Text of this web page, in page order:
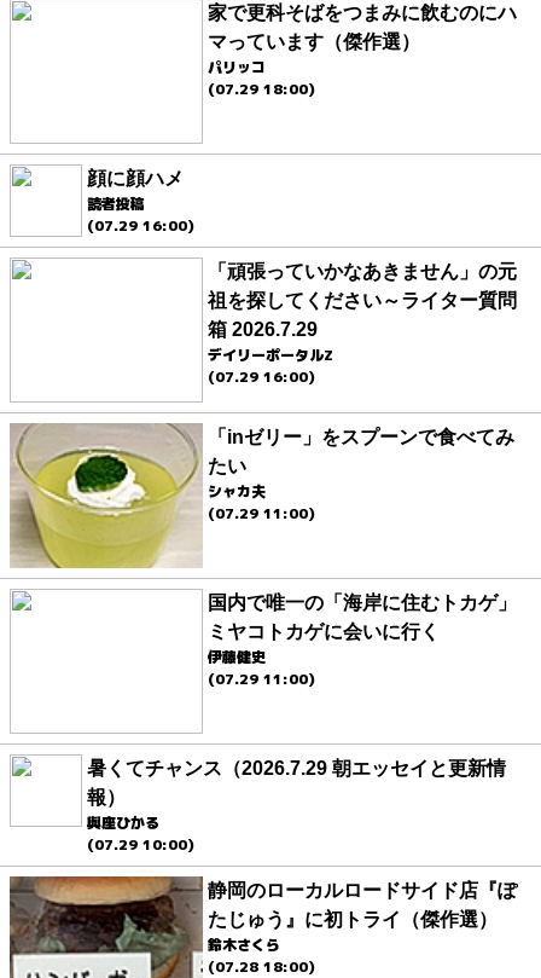
家で更科そばをつまみに飲むのにハ
マっています（傑作選）
パリッコ
(07.29 18:00)
顔に顔ハメ
読者投稿
(07.29 16:00)
「頑張っていかなあきません」の元
祖を探してください～ライター質問
箱 2026.7.29
デイリーポータルZ
(07.29 16:00)
「inゼリー」をスプーンで食べてみ
たい
シャカ夫
(07.29 11:00)
国内で唯一の「海岸に住むトカゲ」
ミヤコトカゲに会いに行く
伊藤健史
(07.29 11:00)
暑くてチャンス（2026.7.29 朝エッセイと更新情
報）
與座ひかる
(07.29 10:00)
静岡のローカルロードサイド店『ぽ
たじゅう』に初トライ（傑作選）
鈴木さくら
(07.28 18:00)